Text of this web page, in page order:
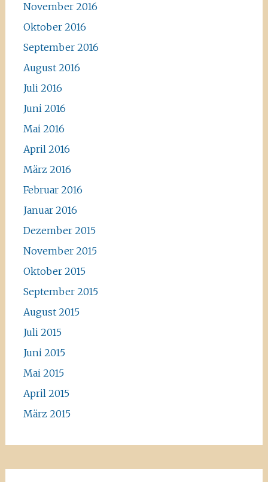
November 2016
Oktober 2016
September 2016
August 2016
Juli 2016
Juni 2016
Mai 2016
April 2016
März 2016
Februar 2016
Januar 2016
Dezember 2015
November 2015
Oktober 2015
September 2015
August 2015
Juli 2015
Juni 2015
Mai 2015
April 2015
März 2015